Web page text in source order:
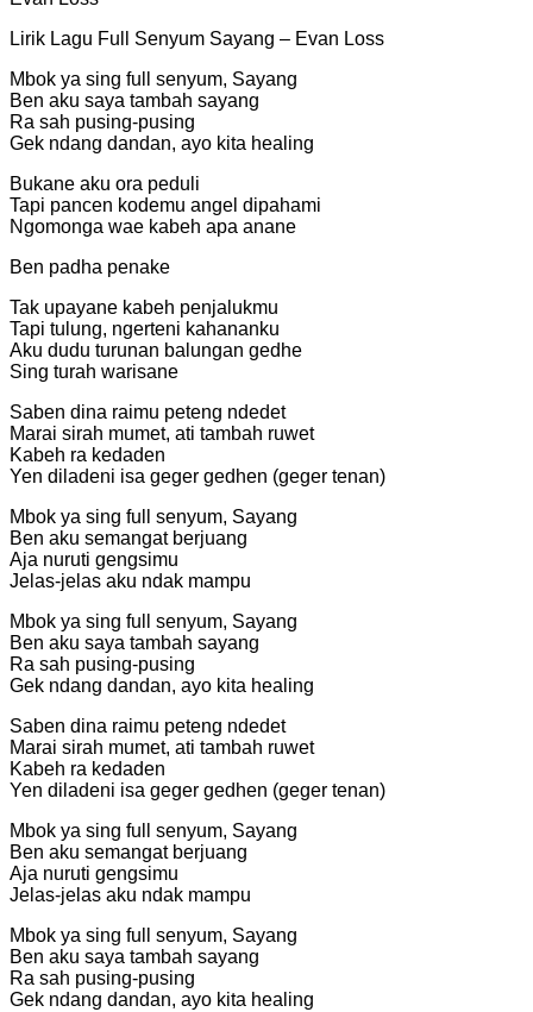
Lirik Lagu Full Senyum Sayang – Evan Loss
Mbok ya sing full senyum, Sayang
Ben aku saya tambah sayang
Ra sah pusing-pusing
Gek ndang dandan, ayo kita healing
Bukane aku ora peduli
Tapi pancen kodemu angel dipahami
Ngomonga wae kabeh apa anane
Ben padha penake
Tak upayane kabeh penjalukmu
Tapi tulung, ngerteni kahananku
Aku dudu turunan balungan gedhe
Sing turah warisane
Saben dina raimu peteng ndedet
Marai sirah mumet, ati tambah ruwet
Kabeh ra kedaden
Yen diladeni isa geger gedhen (geger tenan)
Mbok ya sing full senyum, Sayang
Ben aku semangat berjuang
Aja nuruti gengsimu
Jelas-jelas aku ndak mampu
Mbok ya sing full senyum, Sayang
Ben aku saya tambah sayang
Ra sah pusing-pusing
Gek ndang dandan, ayo kita healing
Saben dina raimu peteng ndedet
Marai sirah mumet, ati tambah ruwet
Kabeh ra kedaden
Yen diladeni isa geger gedhen (geger tenan)
Mbok ya sing full senyum, Sayang
Ben aku semangat berjuang
Aja nuruti gengsimu
Jelas-jelas aku ndak mampu
Mbok ya sing full senyum, Sayang
Ben aku saya tambah sayang
Ra sah pusing-pusing
Gek ndang dandan, ayo kita healing